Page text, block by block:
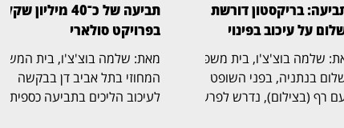
בריקסטון דורשת
על עיכוב בפינוי
מאת: שלמה בוצ'צ'ו, בית משפט
בנתניה, בפני השופט
רף (בצילום), נדרש לפרשה
תביעה של כ־40 מיליון שקל
בפרויקט סולארי
מאת: שלמה בוצ'צ'ו, בית המשפט
המחוזי בתל אביב דן בבקשה
לעיכוב הליכים בתביעה כספית